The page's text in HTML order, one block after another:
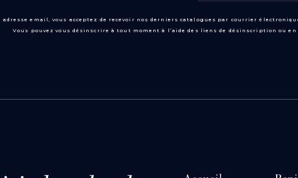
email, vous acceptez de recevoir nos derniers catalogues par courrier
Vous pouvez vous désinscrire à tout moment à l’aide des liens de désinscription ou